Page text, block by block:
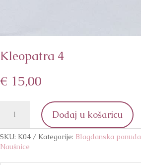
Kleopatra 4
€ 15,00
Dodaj u košaricu
SKU: K04 Kategorije: Blagdanska ponuda
Naušnice